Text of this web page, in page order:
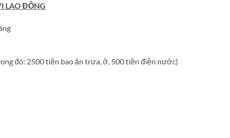
LAO ĐỘNG
đó: 2500 tiền bao ăn trưa, ở, 500 tiền điện nước)